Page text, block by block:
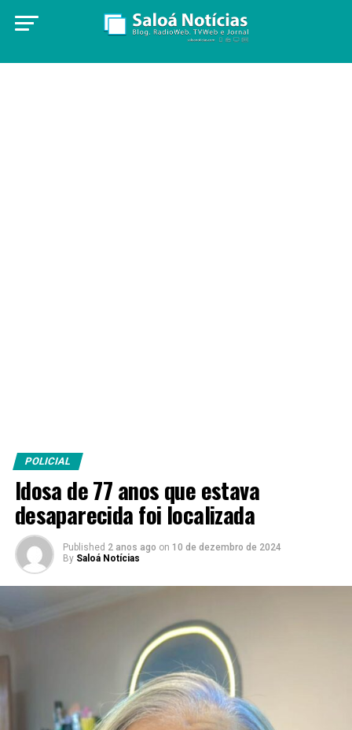
POLICIAL
Idosa de 77 anos que estava
desaparecida foi localizada
Published 2 anos ago on 10 de dezembro de 2024
By Saloá Notícias